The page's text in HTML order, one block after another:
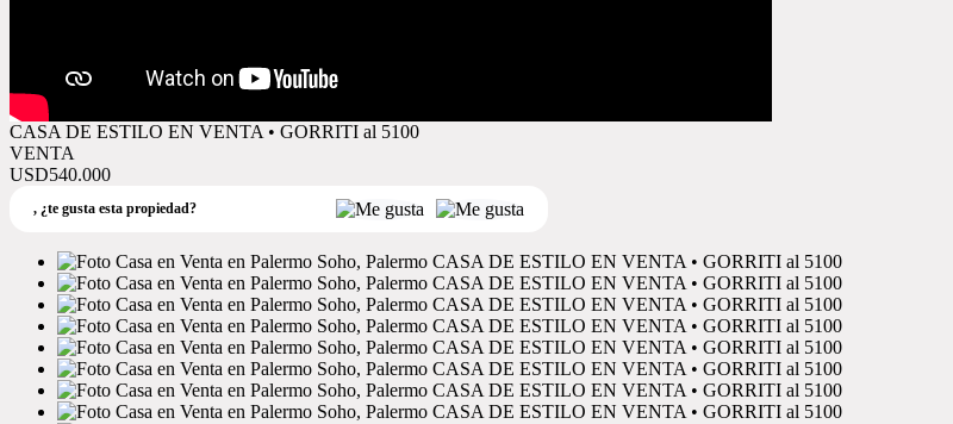
CASA DE ESTILO EN VENTA • GORRITI al 5100
VENTA
USD540.000
, ¿te gusta esta propiedad?